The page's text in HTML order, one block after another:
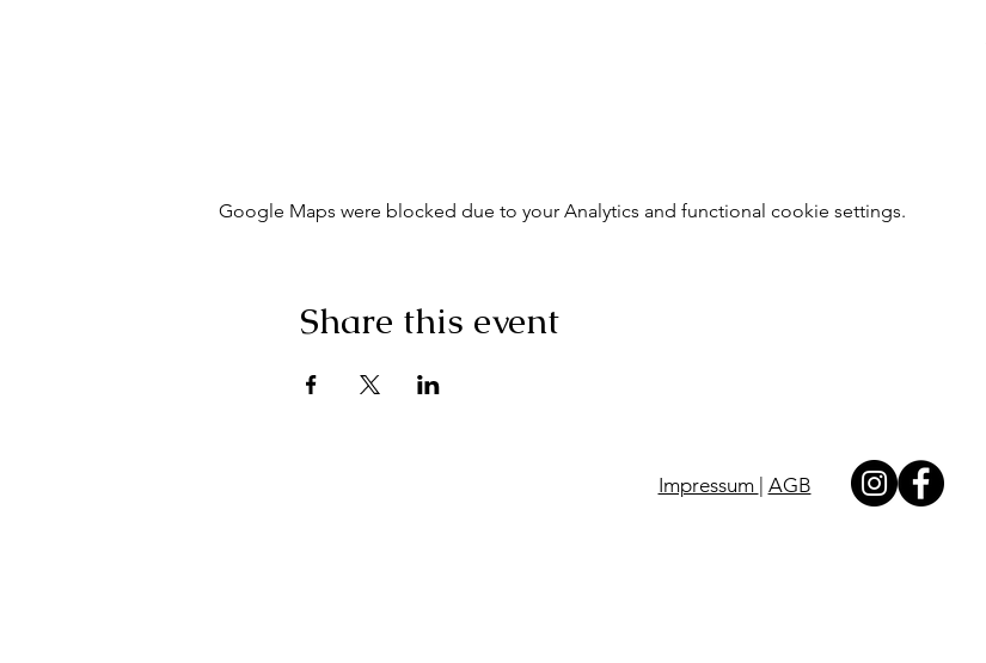
Google Maps were blocked due to your Analytics and functional cookie settings.
Share this event
Impressum AGB